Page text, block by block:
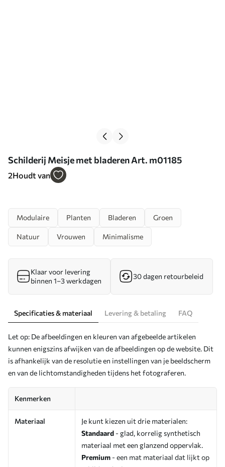
Schilderij Meisje met bladeren Art. m01185
2Houdt van
Modulaire Planten Bladeren Groen
Natuur Vrouwen Minimalisme
Klaar voor levering
binnen 1–3 werkdagen
30 dagen retourbeleid
Specificaties & materiaal Levering & betaling FAQ
Let op: De afbeeldingen en kleuren van afgebeelde artikelen
kunnen enigszins afwijken van de afbeeldingen op de website. Dit
is afhankelijk van de resolutie en instellingen van je beeldscherm
en van de lichtomstandigheden tijdens het fotograferen.
Kenmerken
Materiaal
Je kunt kiezen uit drie materialen:
Standaard - glad, korrelig synthetisch
materiaal met een glanzend oppervlak.
Premium - een mat materiaal dat lijkt op